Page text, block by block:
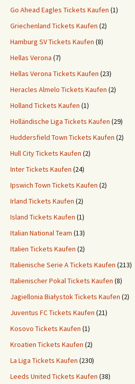
Go Ahead Eagles Tickets Kaufen (1)
Griechenland Tickets Kaufen (2)
Hamburg SV Tickets Kaufen (8)
Hellas Verona (7)
Hellas Verona Tickets Kaufen (23)
Heracles Almelo Tickets Kaufen (2)
Holland Tickets Kaufen (1)
Holländische Liga Tickets Kaufen (29)
Huddersfield Town Tickets Kaufen (2)
Hull City Tickets Kaufen (2)
Inter Tickets Kaufen (24)
Ipswich Town Tickets Kaufen (2)
Irland Tickets Kaufen (2)
Island Tickets Kaufen (1)
Italian National Team (13)
Italien Tickets Kaufen (2)
Italienische Serie A Tickets Kaufen (213)
Italienischer Pokal Tickets Kaufen (8)
Jagiellonia Białystok Tickets Kaufen (2)
Juventus FC Tickets Kaufen (21)
Kosovo Tickets Kaufen (1)
Kroatien Tickets Kaufen (2)
La Liga Tickets Kaufen (230)
Leeds United Tickets Kaufen (38)